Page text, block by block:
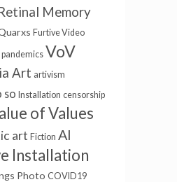
Memory
Furtive Video
pandemics VoV
Art artivism
so Installation censorship
of Values
art Fiction AI
Installation
Photo COVID19